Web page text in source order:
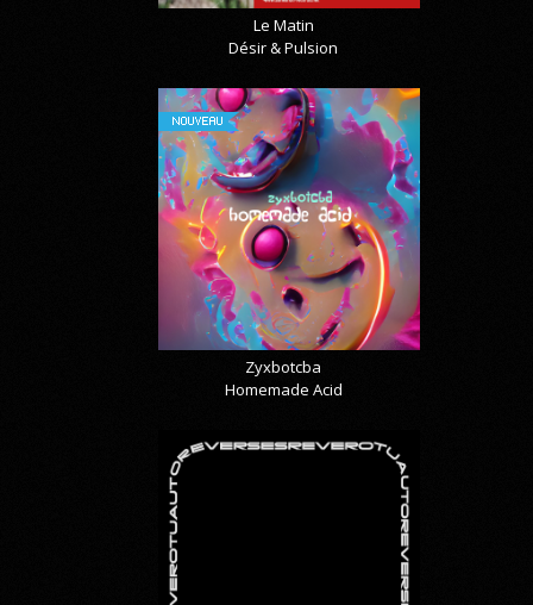
Le Matin
Désir & Pulsion
NOUVEAU
Zyxbotcba
Homemade Acid